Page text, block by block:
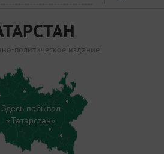
политическое издание
Здесь побывал
«Татарстан»